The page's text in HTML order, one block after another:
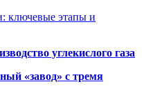
ключевые этапы и
углекислого газа
«завод» с тремя